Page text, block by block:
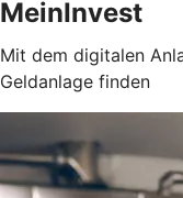
MeinInvest
Mit dem digitalen
Geldanlage finden